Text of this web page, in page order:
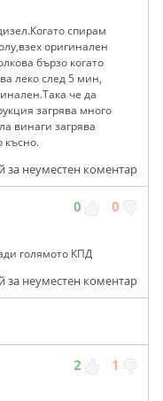
спирам
оригинален
бързо когато
леко след 5 мин,
че да
загрява много
винаги загрява
късно.
за неуместен коментар
0 0
голямото КПД
за неуместен коментар
2 1